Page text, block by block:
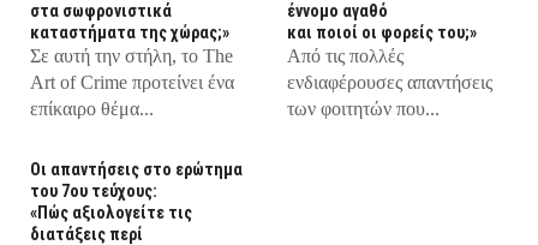
στα σωφρονιστικά
καταστήματα της χώρας;»
Σε αυτή την στήλη, τo The
Art of Crime προτείνει ένα
επίκαιρο θέμα...
έννομο αγαθό
και ποιοί οι φορείς του;»
Από τις πολλές
ενδιαφέρουσες απαντήσεις
των φοιτητών που...
Οι απαντήσεις στο ερώτημα
του 7ου τεύχους:
«Πώς αξιολογείτε τις
διατάξεις περί